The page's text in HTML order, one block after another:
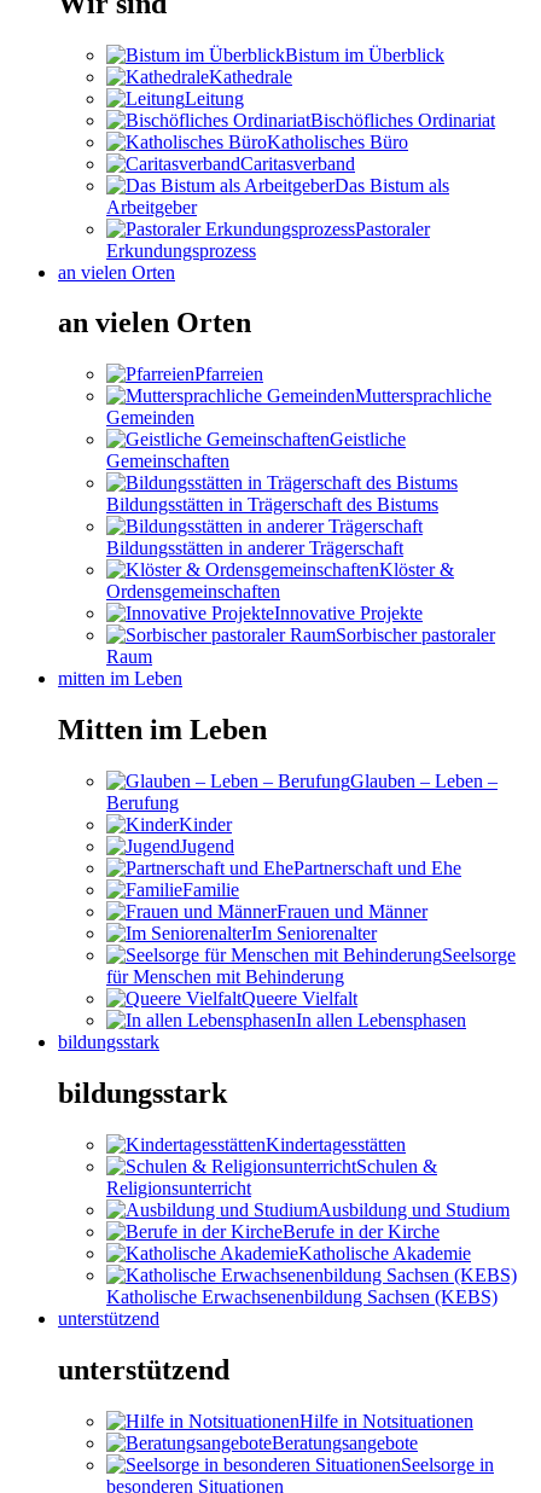
Bistum im Überblick
Kathedrale
Leitung
Bischöfliches Ordinariat
Katholisches Büro
Caritasverband
Das Bistum als
Arbeitgeber
Pastoraler
Erkundungsprozess
an vielen Orten
an vielen Orten
Pfarreien
Muttersprachliche
Gemeinden
Geistliche
Gemeinschaften
Bildungsstätten in Trägerschaft des Bistums
Bildungsstätten in anderer Trägerschaft
Klöster &
Ordensgemeinschaften
Innovative Projekte
Sorbischer pastoraler
Raum
mitten im Leben
Mitten im Leben
Glauben – Leben –
Berufung
Kinder
Jugend
Partnerschaft und Ehe
Familie
Frauen und Männer
Im Seniorenalter
Seelsorge
für Menschen mit Behinderung
Queere Vielfalt
In allen Lebensphasen
bildungsstark
bildungsstark
Kindertagesstätten
Schulen &
Religionsunterricht
Ausbildung und Studium
Berufe in der Kirche
Katholische Akademie
Katholische Erwachsenenbildung Sachsen (KEBS)
unterstützend
unterstützend
Hilfe in Notsituationen
Beratungsangebote
Seelsorge in
besonderen Situationen